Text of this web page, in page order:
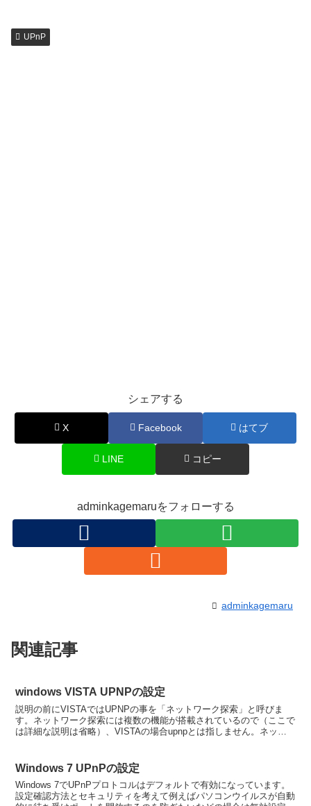
UPnP
シェアする
X Facebook はてブ
LINE コピー
adminkagemaruをフォローする
adminkagemaru
関連記事
windows VISTA UPNPの設定
説明の前にVISTAではUPNPの事を「ネットワーク探索」と呼びま
す。ネットワーク探索には複数の機能が搭載されているので（ここで
は詳細な説明は省略）、VISTAの場合upnpとは指しません。ネット
Windows 7 UPnPの設定
Windows 7でUPnPプロトコルはデフォルトで有効になっています。
設定確認方法とセキュリティを考えて例えばパソコンウイルスが自動